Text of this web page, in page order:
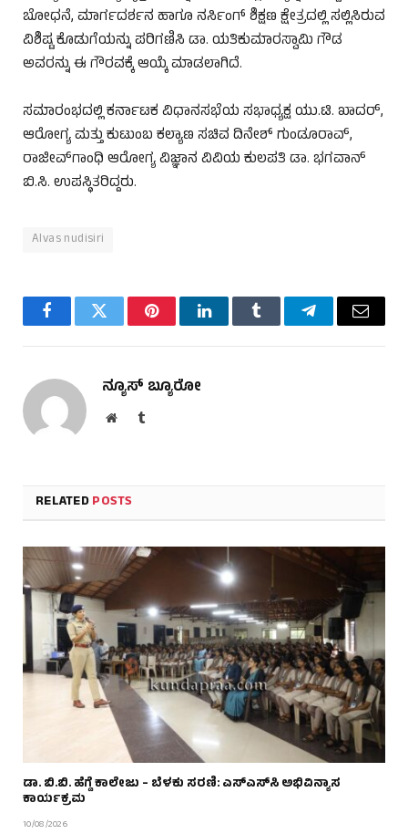
ಬೋಧನೆ, ಮಾರ್ಗದರ್ಶನ ಹಾಗೂ ನರ್ಸಿಂಗ್ ಶಿಕ್ಷಣ ಕ್ಷೇತ್ರದಲ್ಲಿ ಸಲ್ಲಿಸಿರುವ
ವಿಶಿಷ್ಟ ಕೊಡುಗೆಯನ್ನು ಪರಿಗಣಿಸಿ ಡಾ. ಯತಿಕುಮಾರಸ್ವಾಮಿ ಗೌಡ
ಅವರನ್ನು ಈ ಗೌರವಕ್ಕೆ ಆಯ್ಕೆ ಮಾಡಲಾಗಿದೆ.
ಸಮಾರಂಭದಲ್ಲಿ ಕರ್ನಾಟಕ ವಿಧಾನಸಭೆಯ ಸಭಾಧ್ಯಕ್ಷ ಯು.ಟಿ. ಖಾದರ್,
ಆರೋಗ್ಯ ಮತ್ತು ಕುಟುಂಬ ಕಲ್ಯಾಣ ಸಚಿವ ದಿನೇಶ್ ಗುಂಡೂರಾವ್,
ರಾಜೀವ್‌ಗಾಂಧಿ ಆರೋಗ್ಯ ವಿಜ್ಞಾನ ವಿವಿಯ ಕುಲಪತಿ ಡಾ. ಭಗವಾನ್
ಬಿ.ಸಿ. ಉಪಸ್ಥಿತರಿದ್ದರು.
Alvas nudisiri
FacebookTwitter PinterestLinkedInTumblr TelegramEmail
ನ್ಯೂಸ್ ಬ್ಯೂರೋ
WebsiteTumblr
RELATEDPOSTS
ಡಾ. ಬಿ.ಬಿ. ಹೆಗ್ಡೆ ಕಾಲೇಜು – ಬೆಳಕು ಸರಣಿ: ಎಸ್‌ಎಸ್‌ಸಿ ಅಭಿವಿನ್ಯಾಸ
ಕಾರ್ಯಕ್ರಮ
10/08/2026